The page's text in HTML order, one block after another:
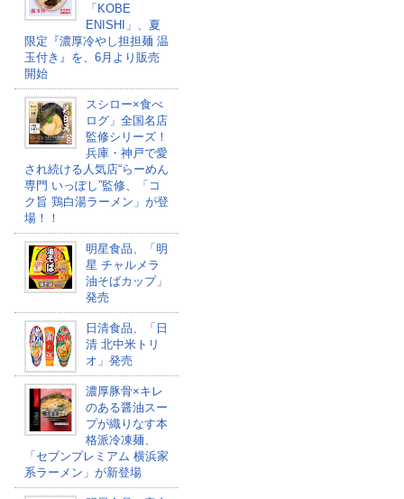
「KOBE
ENISHI」、夏
限定『濃厚冷やし担担麺 温
玉付き』を、6月より販売
開始
スシロー×食べ
ログ」全国名店
監修シリーズ！
兵庫・神戸で愛
され続ける人気店“らーめん
専門 いっぽし”監修、「コ
ク旨 鶏白湯ラーメン」が登
場！！
明星食品、「明
星 チャルメラ
油そばカップ​」
発売
日清食品、「日
清 北中米トリ
オ」発売
濃厚豚骨×キレ
のある醤油スー
プが織りなす本
格派冷凍麺、
「セブンプレミアム 横浜家
系ラーメン」が新登場